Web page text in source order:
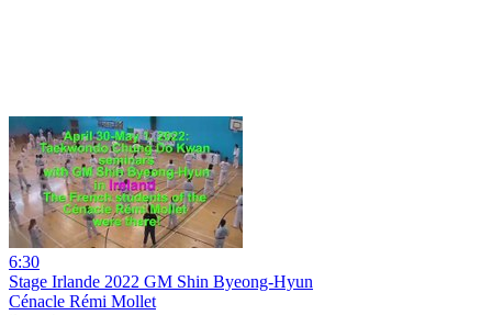
6:30
Stage Irlande 2022 GM Shin Byeong-Hyun
Cénacle Rémi Mollet